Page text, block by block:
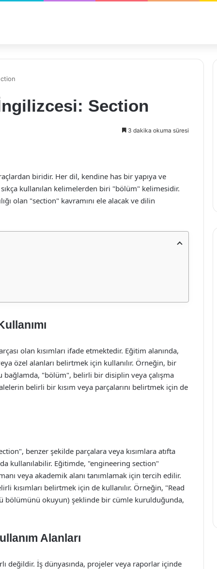
Section
3 dakika okuma süresi
biridir. Her dil, kendine has bir yapıya ve
kullanılan kelimelerden biri "bölüm" kelimesidir.
olan "section" kavramını ele alacak ve dilin
olan kısımları ifade etmektedir. Eğitim alanında,
özel alanları belirtmek için kullanılır. Örneğin, bir
"bölüm", belirli bir disiplin veya çalışma
belirli bir kısım veya parçalarını belirtmek için de
benzer şekilde parçalara veya kısımlara atıfta
kullanılabilir. Eğitimde, "engineering section"
veya akademik alanı tanımlamak için tercih edilir.
kısımları belirtmek için de kullanılır. Örneğin, "Read
bölümünü okuyun) şeklinde bir cümle kurulduğunda,
Alanları
değildir. İş dünyasında, projeler veya raporlar içinde